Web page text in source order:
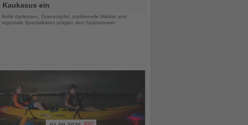
Nachrichten
Kaukasus ein
Reife Aprikosen, Granatäpfel, traditionelle Märkte und
regionale Spezialitäten prägen den Spätsommer